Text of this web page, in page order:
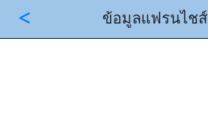
< ข้อมูลแฟรนไชส์